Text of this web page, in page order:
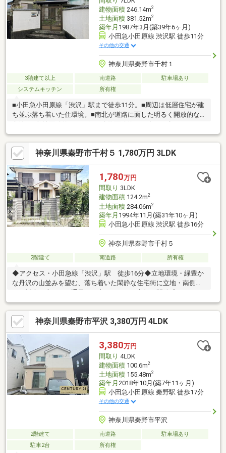
歩9分
建物面積246.14m2
土地面積381.52m2
築年月 1987年3月(築39年6ヶ月)
小田急小田原線 渋沢駅 徒歩11分
その他の交通
神奈川県秦野市千村１
3階建て以上 南道路
駐車場あり
システムキッチン
所有権
■小田急小田原線「渋沢」駅まで徒歩11分。■周辺は低層住宅が建
ち並ぶ落ち着いた住環境。■南北が道路に面した明るく開放的な
庭が設けられています。■各和室・洋室は6帖以上の広さが確保さ
れています。■1階に防音仕様のオーディオルームあり。■豊富な
収納スペース付きで、スッキリとした暮らしが可能。■トイレは
各階に備わっています。■ビルトインガレージ1台分あり(車種によ
る)。◆周辺環境◆・マックスバリュ秦野渋沢店まで徒歩22分・
ファミリーマート渋沢南店まで徒歩10分・秦野市立渋沢小学校ま
で徒歩10分
神奈川県秦野市千村５ 1,780万円 3LDK
1,780万円
間取り 3LDK
建物面積124.2m2
土地面積284.06m2
築年月 1994年11月(築31年10ヶ月)
小田急小田原線 渋沢駅 徒歩16分
神奈川県秦野市千村５
2階建て 南道路 所有権
◆アクセス・小田急線「渋沢」駅 徒歩16分◆立地環境・緑豊か
な丹沢の山並みを望む、落ち着いた閑静な住宅街に立地・南側か
住環境◆お住まいの特徴・南側からの心地よい光が差し込む、開
放感のあるリビングダイニング・和室は、LDKを通らず廊下から
直接出入りできる独立配置・作業効率が高い、勝手口を備えたキ
ッチン・2階主寝室の奥には、プライベート感を高める専用書斎を
設置・各居室の大型クローゼットや押入に加え、1階・2階のホー
ルや階段下など、家の随所に、毎日の暮らしを整える豊富な収納
スペースを確保
神奈川県秦野市平沢 3,380万円 4LDK
3,380万円
間取り 4LDK
建物面積100.6m2
土地面積155.48m2
築年月 2018年10月(築7年11ヶ月)
小田急小田原線 秦野駅 徒歩17分
その他の交通
神奈川県秦野市平沢
2階建て 南道路
駐車場あり
駐車2台
所有権